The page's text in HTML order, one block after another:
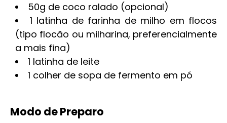
50g de coco ralado (opcional)
1 latinha de farinha de milho em flocos
(tipo flocão ou milharina, preferencialmente
a mais fina)
1 latinha de leite
1 colher de sopa de fermento em pó
Modo de Preparo